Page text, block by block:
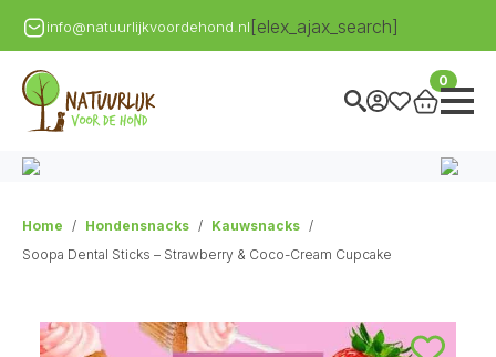
info@natuurlijkvoordehond.nl [elex_ajax_search]
0
Home Hondensnacks
Kauwsnacks
Soopa Dental Sticks – Strawberry & Coco-Cream Cupcake